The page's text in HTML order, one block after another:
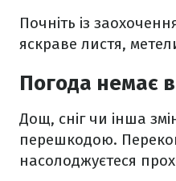
Почніть із
яскраве листя,
Погода немає
Дощ, сніг чи інша
перешкодою.
насолоджуєтеся